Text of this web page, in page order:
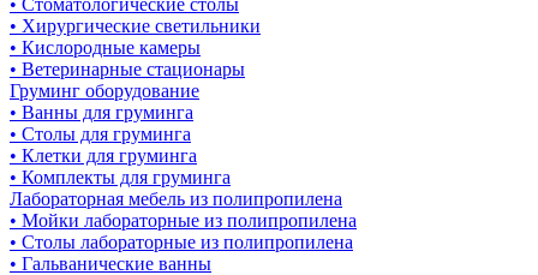
• Стоматологические столы
• Хирургические светильники
• Кислородные камеры
• Ветеринарные стационары
Груминг оборудование
• Ванны для груминга
• Столы для груминга
• Клетки для груминга
• Комплекты для груминга
Лабораторная мебель из полипропилена
• Мойки лабораторные из полипропилена
• Столы лабораторные из полипропилена
• Гальванические ванны